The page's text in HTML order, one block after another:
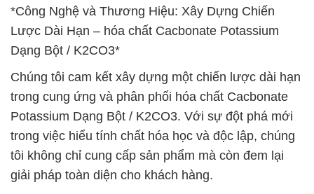
*Công Nghệ và Thương Hiệu: Xây Dựng Chiến
Lược Dài Hạn – hóa chất Cacbonate Potassium
Dạng Bột / K2CO3*
Chúng tôi cam kết xây dựng một chiến lược dài hạn
trong cung ứng và phân phối hóa chất Cacbonate
Potassium Dạng Bột / K2CO3. Với sự đột phá mới
trong việc hiểu tính chất hóa học và độc lập, chúng
tôi không chỉ cung cấp sản phẩm mà còn đem lại
giải pháp toàn diện cho khách hàng.